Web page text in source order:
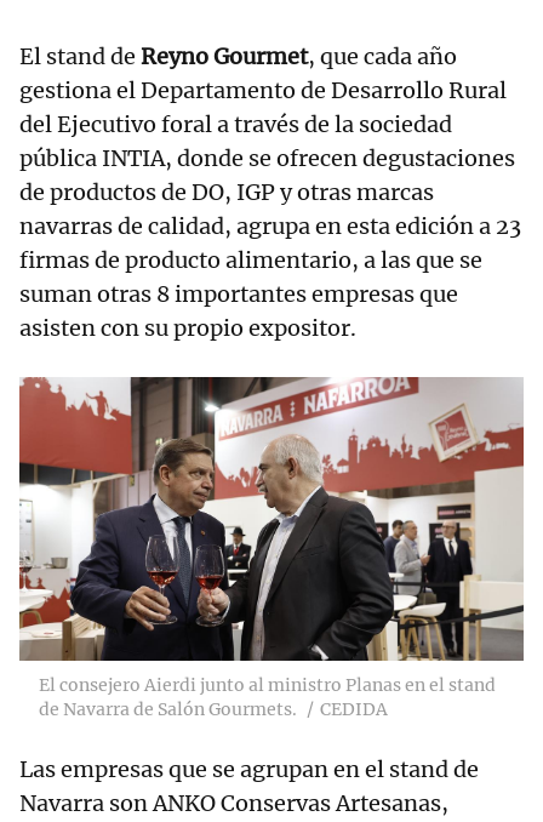
El stand de Reyno Gourmet, que cada año
gestiona el Departamento de Desarrollo Rural
del Ejecutivo foral a través de la sociedad
pública INTIA, donde se ofrecen degustaciones
de productos de DO, IGP y otras marcas
navarras de calidad, agrupa en esta edición a 23
firmas de producto alimentario, a las que se
suman otras 8 importantes empresas que
asisten con su propio expositor.
El consejero Aierdi junto al ministro Planas en el stand
de Navarra de Salón Gourmets.
CEDIDA
Las empresas que se agrupan en el stand de
Navarra son ANKO Conservas Artesanas,